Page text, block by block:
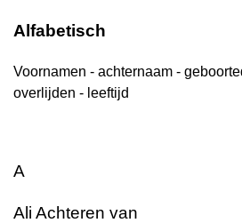
Alfabetisch
Voornamen - achternaam -
overlijden - leeftijd
A
Ali Achteren van